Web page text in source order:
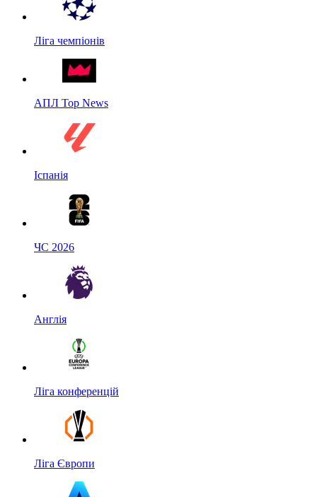
Ліга чемпіонів
АПЛ Top News
Іспанія
ЧС 2026
Англія
Ліга конференцій
Ліга Європи